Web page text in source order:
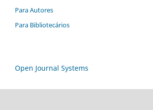
Para Autores
Para Bibliotecários
Open Journal Systems